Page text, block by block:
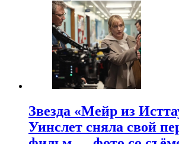
Звезда «Мейр из
Уинслет сняла свой